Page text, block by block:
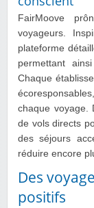
FairMoove
voyageurs.
plateforme
permettant
Chaque
chaque voyage.
de vols directs
des séjours
réduire encore
Des
positifs